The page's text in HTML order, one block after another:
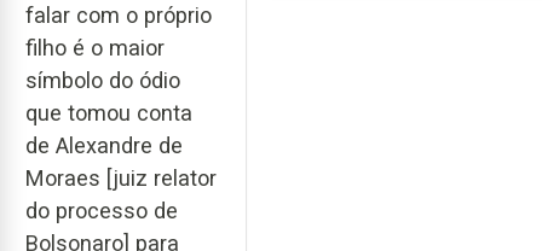
falar com o próprio
filho é o maior
símbolo do ódio
que tomou conta
de Alexandre de
Moraes [juiz relator
do processo de
Bolsonaro] para